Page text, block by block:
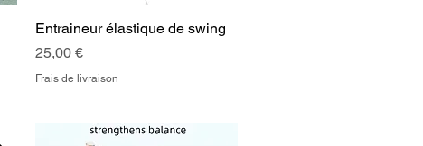
Aperçu rapide
Entraineur élastique de swing
Prix
25,00 €
Frais de livraison